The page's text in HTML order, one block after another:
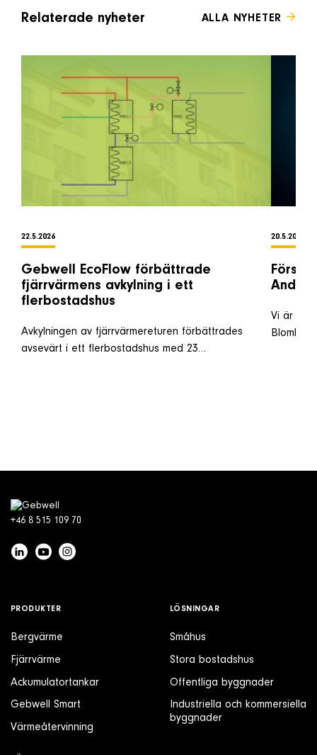
Relaterade nyheter ALLA NYHETER
22.5.2026
Gebwell EcoFlow förbättrade
fjärrvärmens avkylning i ett
flerbostadshus
Avkylningen av fjärrvärmereturen förbättrades
avsevärt i ett flerbostadshus med 23…
20.5.2026
Vi är
+46 8 515 109 70
PRODUKTER
Bergvärme
Fjärrvärme
Ackumulatortankar
Gebwell Smart
Värmeåtervinning
LÖSNINGAR
Småhus
Stora bostadshus
Offentliga byggnader
Industriella och kommersiella
byggnader